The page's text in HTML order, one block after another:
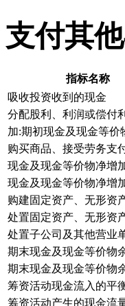
支付其
指标名称
吸收投资收到的现金
分配股利、利润或偿付
加:期初现金及现金等价
购买商品、接受劳务支
现金及现金等价物净增
现金及现金等价物净增
购建固定资产、无形资
处置固定资产、无形资
处置子公司及其他营业
期末现金及现金等价物
期末现金及现金等价物
筹资活动现金流入的平
筹资活动产生的现金流